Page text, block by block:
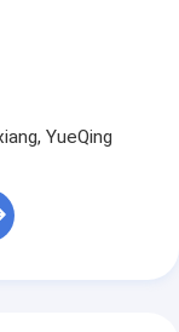
YueQing